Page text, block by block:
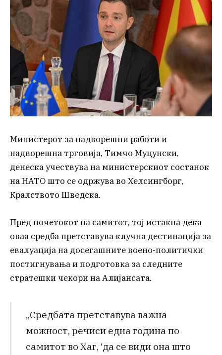
Министерот за надворешни работи и
надворешна трговија, Тимчо Муцунски,
денеска учествува на министерскиот состанок
на НАТО што се одржува во Хелсингборг,
Кралството Шведска.
Пред почетокот на самитот, тој истакна дека
оваа средба претставува клучна дестинација за
евалуација на досегашните воено-политички
постигнувања и подготовка за следните
стратешки чекори на Алијансата.
„Средбата претставува важна
можност, речиси една година по
самитот во Хаг, ‘да се види она што